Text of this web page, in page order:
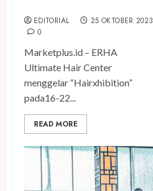
EDITORIAL
25 OKTOBER 2023
0
Marketplus.id – ERHA
Ultimate Hair Center
menggelar “Hairxhibition”
pada16-22...
READ MORE